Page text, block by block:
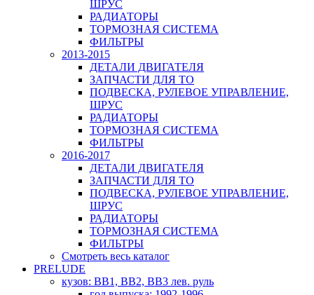
ШРУС
РАДИАТОРЫ
ТОРМОЗНАЯ СИСТЕМА
ФИЛЬТРЫ
2013-2015
ДЕТАЛИ ДВИГАТЕЛЯ
ЗАПЧАСТИ ДЛЯ ТО
ПОДВЕСКА, РУЛЕВОЕ УПРАВЛЕНИЕ,
ШРУС
РАДИАТОРЫ
ТОРМОЗНАЯ СИСТЕМА
ФИЛЬТРЫ
2016-2017
ДЕТАЛИ ДВИГАТЕЛЯ
ЗАПЧАСТИ ДЛЯ ТО
ПОДВЕСКА, РУЛЕВОЕ УПРАВЛЕНИЕ,
ШРУС
РАДИАТОРЫ
ТОРМОЗНАЯ СИСТЕМА
ФИЛЬТРЫ
Смотреть весь каталог
PRELUDE
кузов: BB1, BB2, BB3 лев. руль